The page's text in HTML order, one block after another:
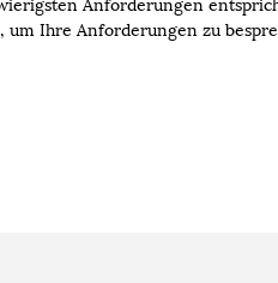
um Ihre Anforderungen zu